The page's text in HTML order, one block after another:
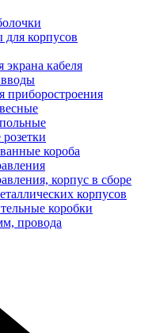
для корпусов
кабеля
приборостроения
короба
корпус в сборе
корпусов
коробки
провода